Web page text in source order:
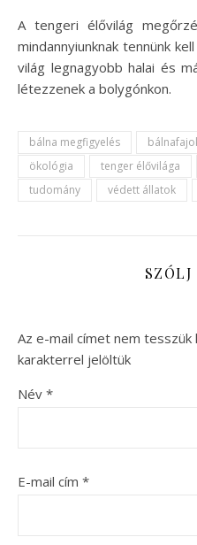
A tengeri élővilág
mindannyiunknak tennünk
világ legnagyobb halai és
létezzenek a bolygónkon.
bálna megfigyelés
ökológia
tenger élővilága
tudomány
védett állatok
Az e-mail címet nem tesszük
karakterrel jelöltük
Név *
E-mail cím *